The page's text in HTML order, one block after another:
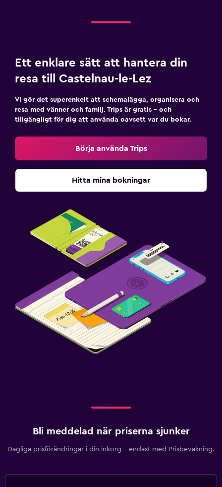
Tvättstuga
Strykjärn och strykbräda
Arbetsyta
Fax/kopieringsmöjligheter
Skrivbord
Familjevänligt
Ett enklare sätt att hantera din
resa till Castelnau-le-Lez
Vi gör det superenkelt att schemalägga, organisera och
resa med vänner och familj. Trips är gratis – och
tillgängligt för dig att använda oavsett var du bokar.
Börja använda Trips
Hitta mina bokningar
Bli meddelad när priserna sjunker
Dagliga prisförändringar i din inkorg – endast med Prisbevakning.